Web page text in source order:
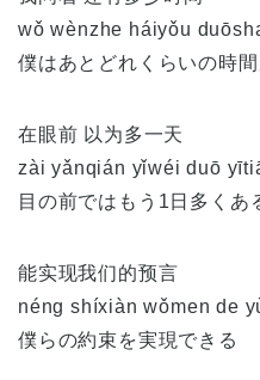
wǒ wènzhe háiyǒu
僕はあとどれくらいの時間
在眼前 以为多一天
zài yǎnqián yǐwéi duō
目の前ではもう1日多くあ
能实现我们的预言
néng shíxiàn wǒmen de
僕らの約束を実現できる